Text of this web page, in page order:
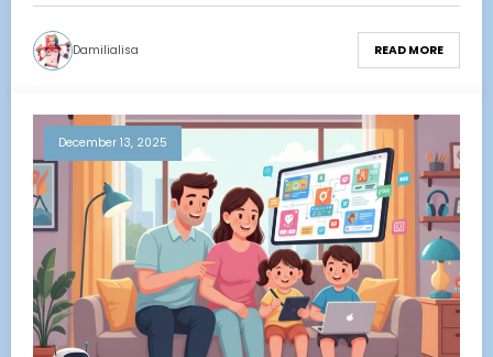
Damilialisa READ MORE
December 13, 2025